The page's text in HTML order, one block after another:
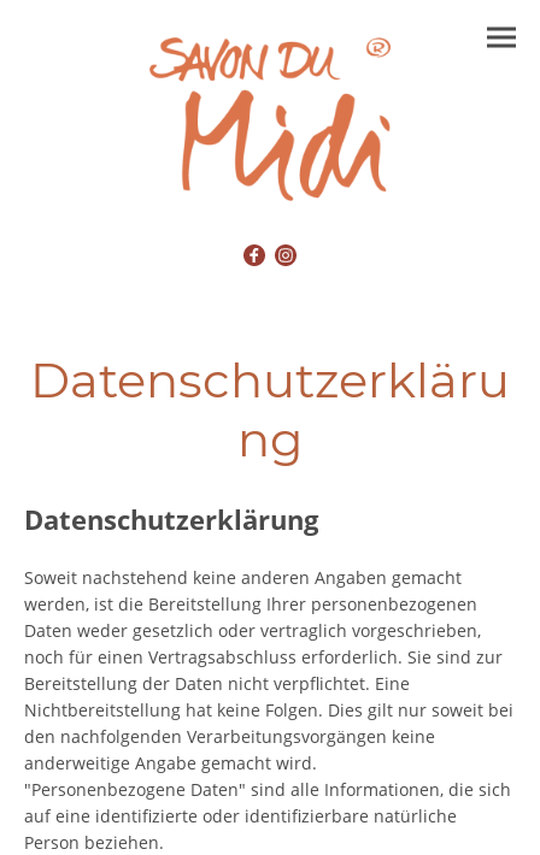
Datenschutzerkläru
ng
Datenschutzerklärung
Soweit nachstehend keine anderen Angaben gemacht
werden, ist die Bereitstellung Ihrer personenbezogenen
Daten weder gesetzlich oder vertraglich vorgeschrieben,
noch für einen Vertragsabschluss erforderlich. Sie sind zur
Bereitstellung der Daten nicht verpflichtet. Eine
Nichtbereitstellung hat keine Folgen. Dies gilt nur soweit bei
den nachfolgenden Verarbeitungsvorgängen keine
anderweitige Angabe gemacht wird.
"Personenbezogene Daten" sind alle Informationen, die sich
auf eine identifizierte oder identifizierbare natürliche
Person beziehen.